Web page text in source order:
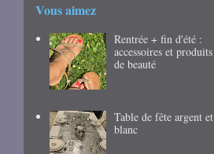
Vous aimez
Rentrée + fin d'été :
accessoires et produits
de beauté
Table de fête argent et
blanc